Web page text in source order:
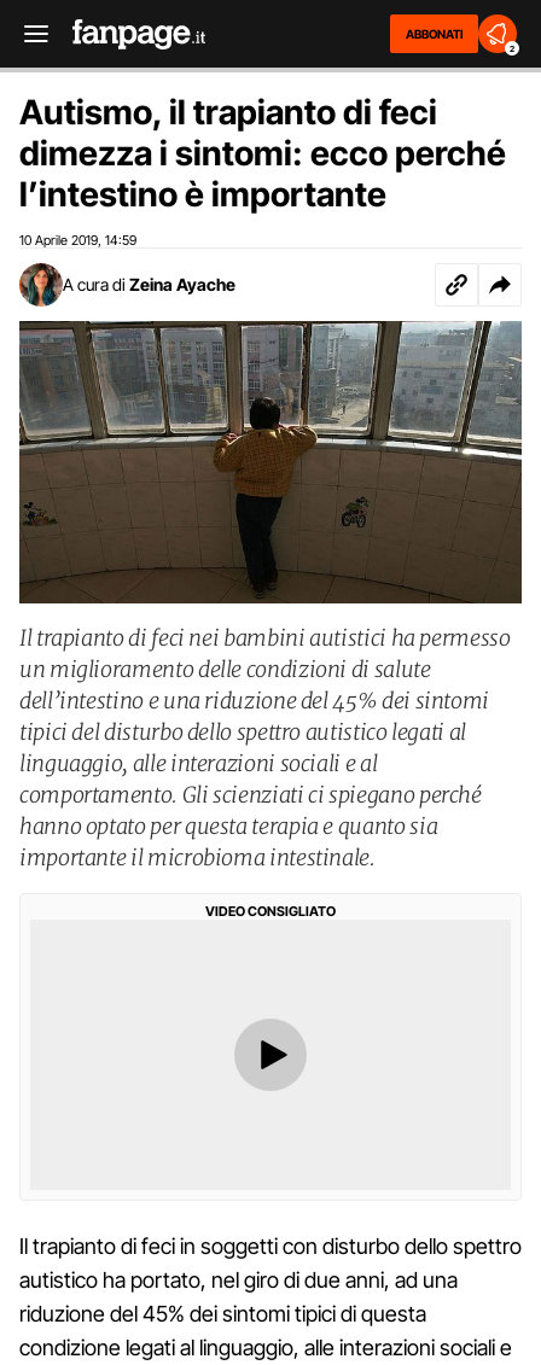
ABBONATI
2
Autismo, il trapianto di feci
dimezza i sintomi: ecco perché
l’intestino è importante
10 Aprile 2019 14:59
A cura di Zeina Ayache
Il trapianto di feci nei bambini autistici ha permesso
un miglioramento delle condizioni di salute
dell’intestino e una riduzione del 45% dei sintomi
tipici del disturbo dello spettro autistico legati al
linguaggio, alle interazioni sociali e al
comportamento. Gli scienziati ci spiegano perché
hanno optato per questa terapia e quanto sia
importante il microbioma intestinale.
VIDEO CONSIGLIATO
Il trapianto di feci in soggetti con disturbo dello spettro
autistico ha portato, nel giro di due anni, ad una
riduzione del 45% dei sintomi tipici di questa
condizione legati al linguaggio, alle interazioni sociali e